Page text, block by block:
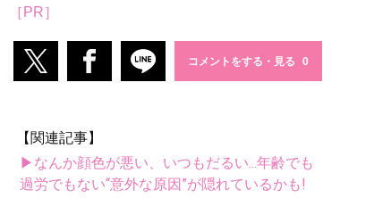
［PR］
コメントをする・見る
【関連記事】
▶なんか顔色が悪い、いつもだるい...年齢でも
過労でもない“意外な原因”が隠れているかも!